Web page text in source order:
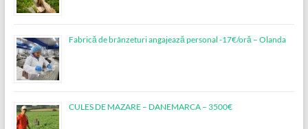
Fabrică de brânzeturi angajează personal -17€/oră – Olanda
CULES DE MAZARE – DANEMARCA – 3500€